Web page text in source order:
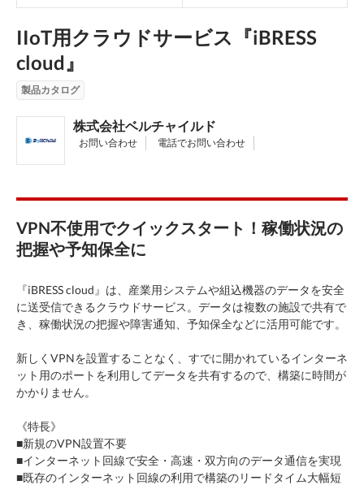
IIoT用クラウドサービス『iBRESS
cloud』
製品カタログ
株式会社ベルチャイルド
お問い合わせ 電話でお問い合わせ
VPN不使用でクイックスタート！稼働状況の
把握や予知保全に
『iBRESS cloud』は、産業用システムや組込機器のデータを安全
に送受信できるクラウドサービス。データは複数の施設で共有で
き、稼働状況の把握や障害通知、予知保全などに活用可能です。
新しくVPNを設置することなく、すでに開かれているインターネ
ット用のポートを利用してデータを共有するので、構築に時間が
かかりません。
《特長》
■新規のVPN設置不要
■インターネット回線で安全・高速・双方向のデータ通信を実現
■既存のインターネット回線の利用で構築のリードタイム大幅短